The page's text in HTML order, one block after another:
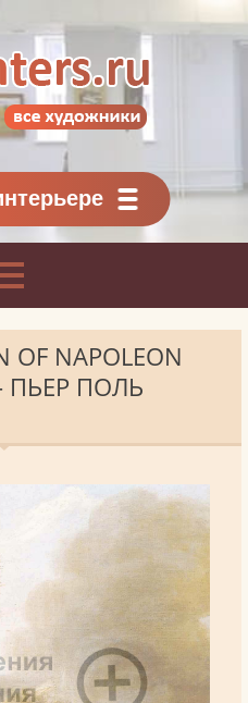
OF NAPOLEON
ПЬЕР ПОЛЬ